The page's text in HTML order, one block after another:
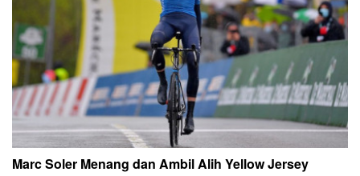
Marc Soler Menang dan Ambil Alih Yellow Jersey